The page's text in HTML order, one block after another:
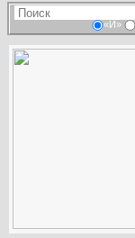
«И»